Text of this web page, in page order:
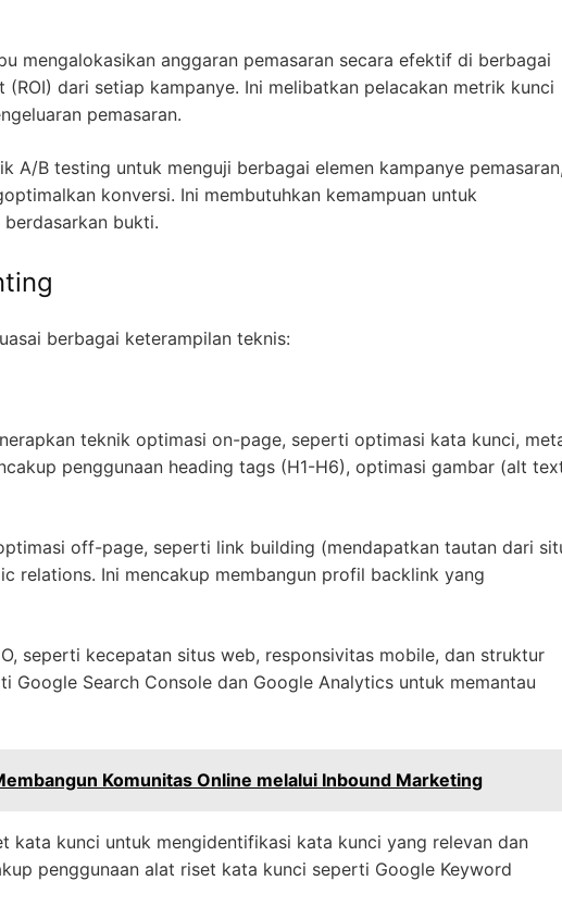
mengalokasikan anggaran pemasaran secara efektif di berbagai
(ROI) dari setiap kampanye. Ini melibatkan pelacakan metrik kunci
pemasaran.
A/B testing untuk menguji berbagai elemen kampanye pemasaran,
konversi. Ini membutuhkan kemampuan untuk
bukti.
berbagai keterampilan teknis:
teknik optimasi on-page, seperti optimasi kata kunci,
penggunaan heading tags (H1-H6), optimasi gambar (alt
off-page, seperti link building (mendapatkan tautan dari
relations. Ini mencakup membangun profil backlink yang
seperti kecepatan situs web, responsivitas mobile, dan struktur
Google Search Console dan Google Analytics untuk memantau
Komunitas Online melalui Inbound Marketing
kata kunci untuk mengidentifikasi kata kunci yang relevan dan
penggunaan alat riset kata kunci seperti Google Keyword